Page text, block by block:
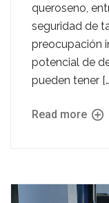
queroseno,
seguridad de
preocupación
potencial de
pueden tener
Read more